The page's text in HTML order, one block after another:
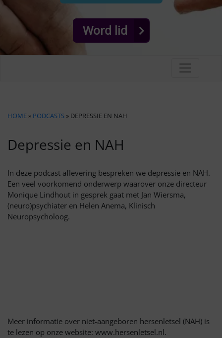
Word lid
HOME » PODCASTS » DEPRESSIE EN NAH
Depressie en NAH
In deze podcast aflevering bespreken we depressie en NAH.
Een veel voorkomend onderwerp waarover onze directeur
Monique Lindhout in gesprek gaat met Jan Wiersma,
(neuro)psychiater en Helen Anema, Klinisch
Neuropsycholoog.
Meer informatie over niet-aangeboren hersenletsel (NAH) is
te lezen op onze website: www.hersenletsel.nl.